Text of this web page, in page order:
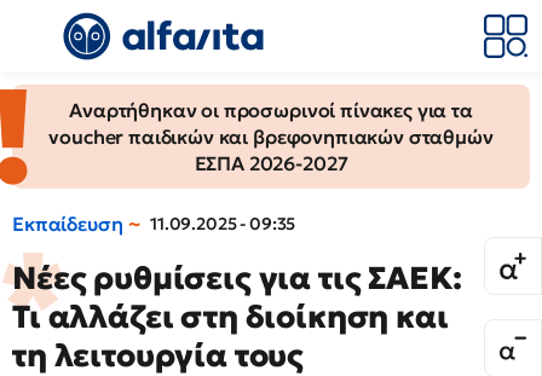
Αναρτήθηκαν οι προσωρινοί πίνακες για τα
voucher παιδικών και βρεφονηπιακών σταθμών
ΕΣΠΑ 2026-2027
Εκπαίδευση 11.09.2025 - 09:35
Νέες ρυθμίσεις για τις ΣΑΕΚ:
Τι αλλάζει στη διοίκηση και
τη λειτουργία τους